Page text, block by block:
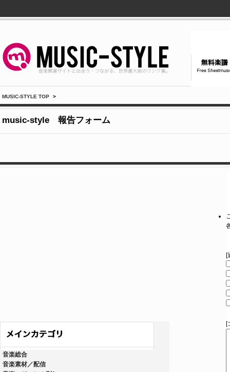
MUSIC-STYLE TOP >
music-style 報告フォーム
音楽総合
音楽素材／配信
[
[